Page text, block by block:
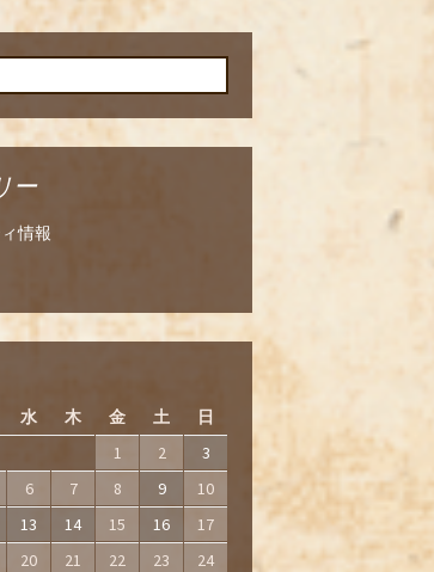
ー
情報
水 木 金 土 日
1 2
3
6 7 8 9
10
13 14 15 16
17
20 21 22 23
24